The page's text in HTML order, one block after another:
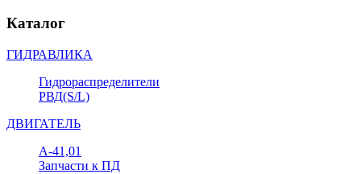
Каталог
ГИДРАВЛИКА
Гидрораспределители
РВД(S/L)
ДВИГАТЕЛЬ
А-41,01
Запчасти к ПД